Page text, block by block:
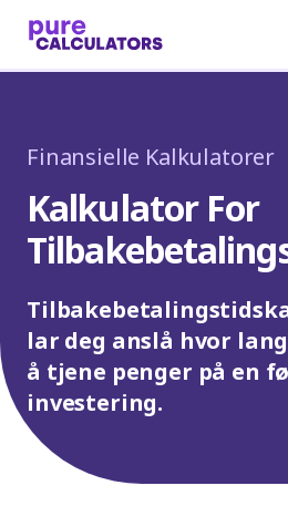
Finansielle Kalkulatorer
Kalkulator For
lar deg anslå hvor
å tjene penger på en
investering.